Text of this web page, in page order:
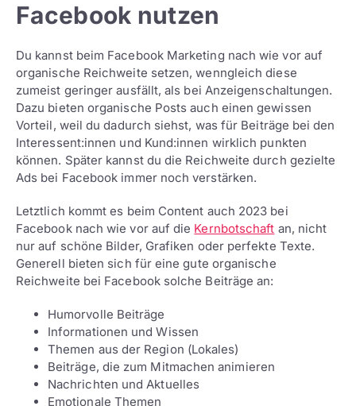
Facebook nutzen
Du kannst beim Facebook Marketing nach wie vor auf
organische Reichweite setzen, wenngleich diese
zumeist geringer ausfällt, als bei Anzeigenschaltungen.
Dazu bieten organische Posts auch einen gewissen
Vorteil, weil du dadurch siehst, was für Beiträge bei den
Interessent:innen und Kund:innen wirklich punkten
können. Später kannst du die Reichweite durch gezielte
Ads bei Facebook immer noch verstärken.
Letztlich kommt es beim Content auch 2023 bei
Facebook nach wie vor auf die Kernbotschaft an, nicht
nur auf schöne Bilder, Grafiken oder perfekte Texte.
Generell bieten sich für eine gute organische
Reichweite bei Facebook solche Beiträge an:
Humorvolle Beiträge
Informationen und Wissen
Themen aus der Region (Lokales)
Beiträge, die zum Mitmachen animieren
Nachrichten und Aktuelles
Emotionale Themen